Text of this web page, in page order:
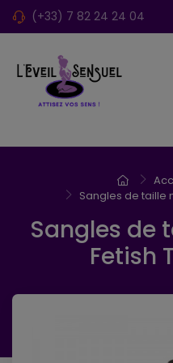
(+33) 7 82 24 24 04
Sangles de taille
Sangles de
Fetish